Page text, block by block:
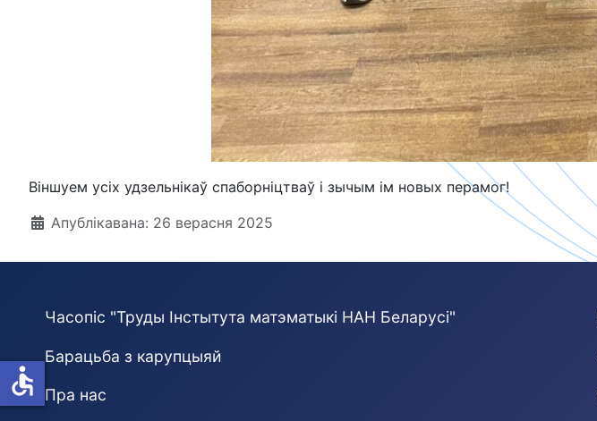
Віншуем усіх удзельнікаў спаборніцтваў і зычым ім новых перамог!
Падрабязнасці
Апублікавана: 26 верасня 2025
Часопіс "Труды Інстытута матэматыкі НАН Беларусі"
Барацьба з карупцыяй
Пра нас
accessible